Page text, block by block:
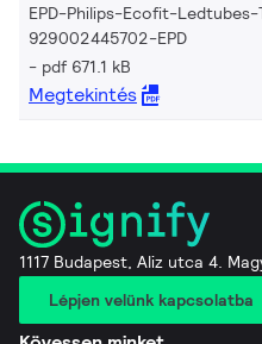
EPD-Philips-Ecofit-
929002445702-EPD
pdf 671.1 kB
Megtekintés
1117 Budapest, Aliz utca 4.
Lépjen velünk kapcsolatba